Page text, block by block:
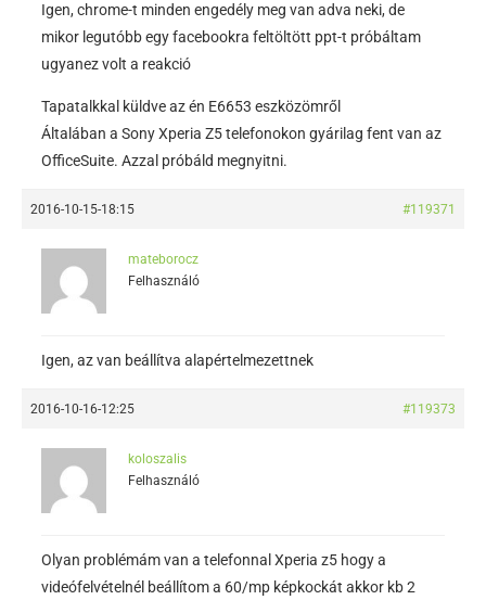
Igen, chrome-t minden engedély meg van adva neki, de
mikor legutóbb egy facebookra feltöltött ppt-t próbáltam
ugyanez volt a reakció
Tapatalkkal küldve az én E6653 eszközömről
Általában a Sony Xperia Z5 telefonokon gyárilag fent van az
OfficeSuite. Azzal próbáld megnyitni.
2016-10-15-18:15 #119371
mateborocz
Felhasználó
Igen, az van beállítva alapértelmezettnek
2016-10-16-12:25 #119373
koloszalis
Felhasználó
Olyan problémám van a telefonnal Xperia z5 hogy a
videófelvételnél beállítom a 60/mp képkockát akkor kb 2